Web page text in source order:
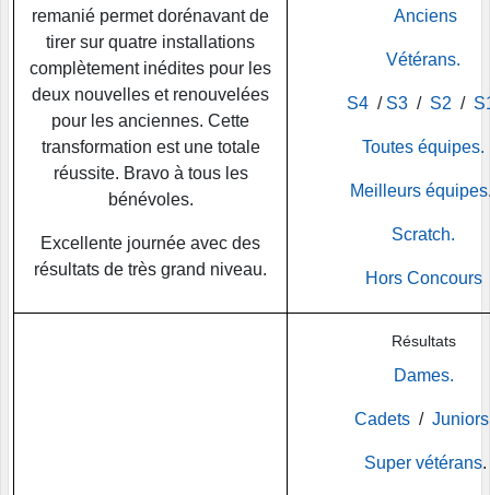
remanié permet dorénavant de
tirer sur quatre installations
complètement inédites pour les
deux nouvelles et renouvelées
pour les anciennes. Cette
transformation est une totale
réussite. Bravo à tous les
bénévoles.
Excellente journée avec des
résultats de très grand niveau.
Anciens
Vétérans.
S4 / S3 / S2 /
Toutes équipes.
Meilleurs équipes
Scratch.
Hors Concours
Résultats
Dames.
Cadets/ Juniors
Super vétérans.